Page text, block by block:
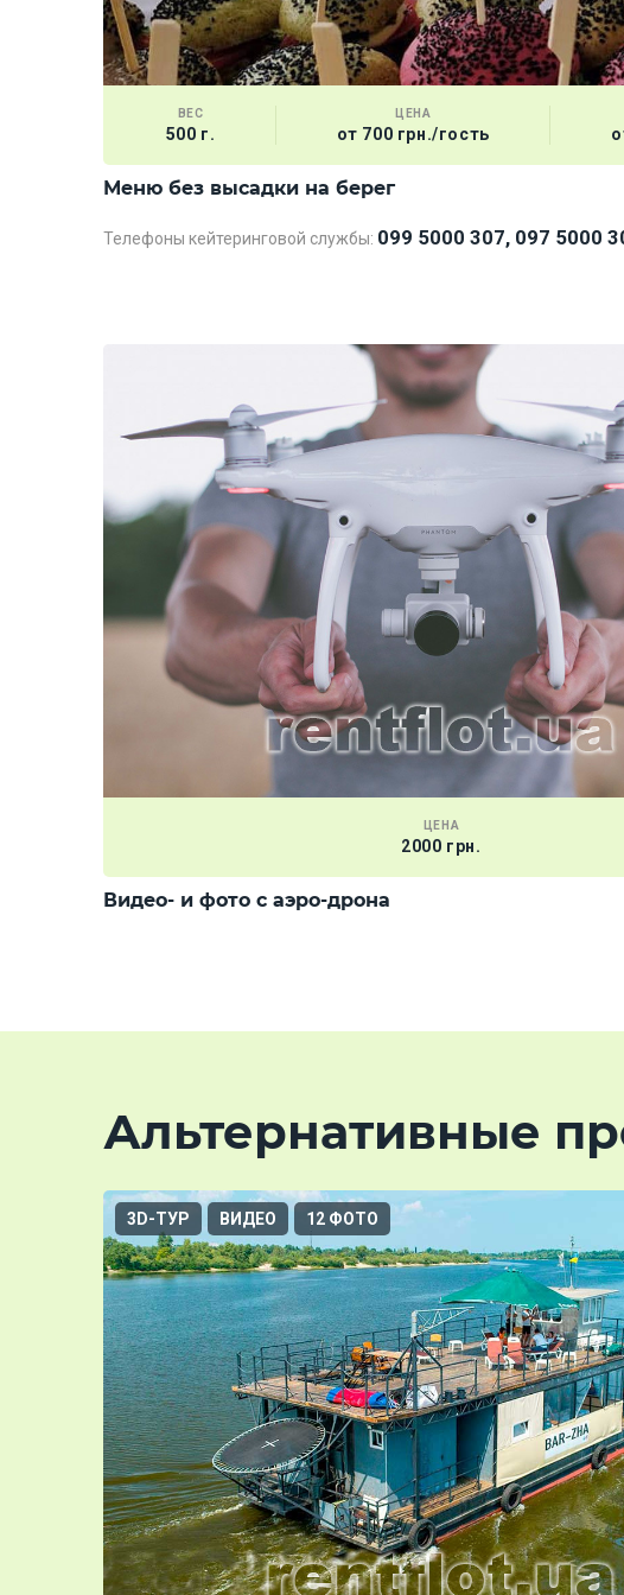
ВЕС
500 г.
ЦЕНА
от 700 грн./гость
Меню без высадки на берег
Телефоны кейтеринговой службы: 099 5000 307, 097 5000
ЦЕНА
2000 грн.
Видео- и фото с аэро-дрона
Альтернативные
3D-ТУР ВИДЕО 12 ФОТО